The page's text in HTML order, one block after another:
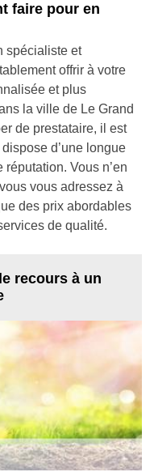
faire pour en
spécialiste et
offrir à votre
et plus
la ville de Le Grand
de prestataire, il est
d’une longue
Vous n’en
vous adressez à
des prix abordables
de qualité.
recours à un